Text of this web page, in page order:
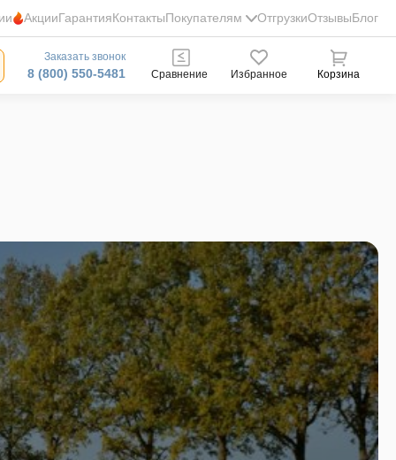
АкцииГарантияКонтактыПокупателям ОтгрузкиОтзывыБлог
Заказать звонок
8 (800) 550-5481 Сравнение Избранное Корзина